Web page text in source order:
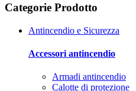
Categorie Prodotto
Antincendio e Sicurezza
Accessori antincendio
Armadi antincendio
Calotte di protezione